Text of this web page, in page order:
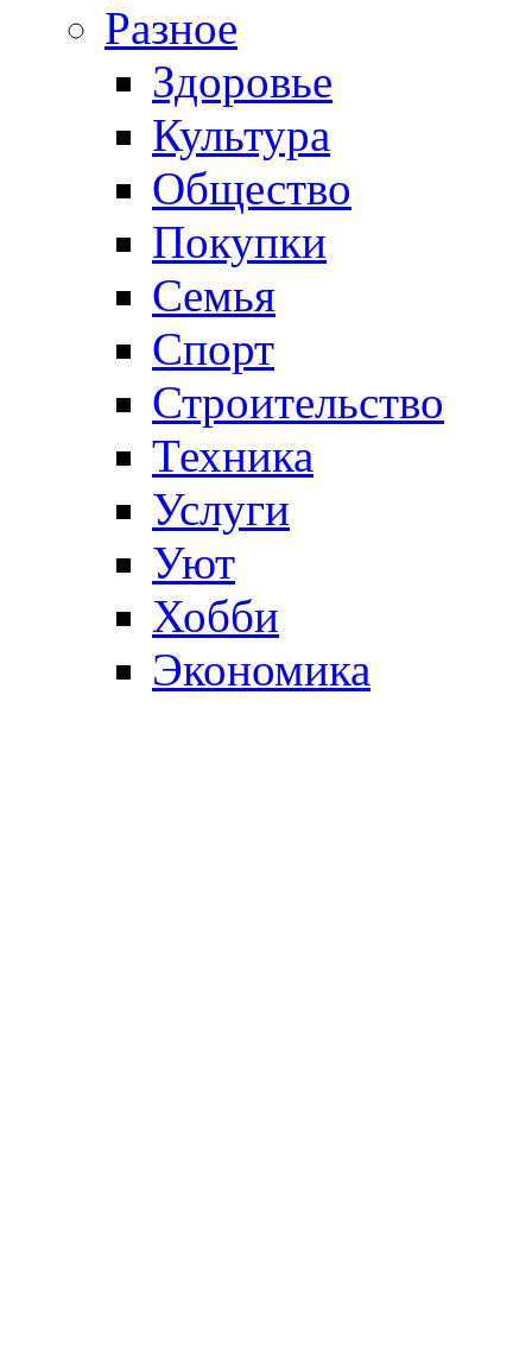
Разное
Здоровье
Культура
Общество
Покупки
Семья
Спорт
Строительство
Техника
Услуги
Уют
Хобби
Экономика